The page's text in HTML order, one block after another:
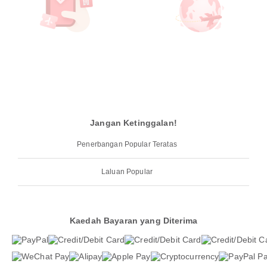
Jangan Ketinggalan!
Penerbangan Popular Teratas
Laluan Popular
Kaedah Bayaran yang Diterima